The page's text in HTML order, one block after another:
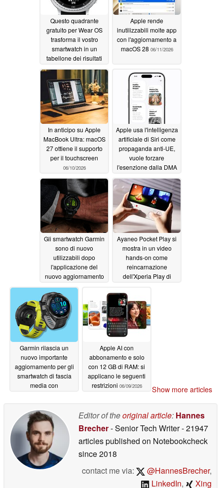
Questo quadrante
gratuito per Wear OS
trasforma il vostro
smartwatch in un
tabellone dei risultati
Mondo in tempo reale
06/15/2026
Apple rende
inutilizzabili molte app
con l'aggiornamento a
macOS 28 06/11/2026
In anticipo su Apple
MacBook Ultra: macOS
27 ottiene il supporto
per il touchscreen
06/10/2026
Apple usa l'intelligenza
artificiale di Siri come
propaganda anti-UE,
vuole forzare
l'esenzione dalla DMA
06/09/2026
Gli smartwatch Garmin
sono di nuovo
utilizzabili dopo
l'applicazione del
nuovo aggiornamento
06/09/2026
Ayaneo Pocket Play si
mostra in un video
hands-on come
reincarnazione
dell'Xperia Play di
Garmin rilascia un
nuovo importante
aggiornamento per gli
smartwatch di fascia
media con
06/09/2026
Apple AI con
abbonamento e solo
con 12 GB di RAM: si
applicano le seguenti
restrizioni 06/09/2026 Show more articles
Editor of theoriginal article: Hannes
Brecher- Senior Tech Writer- 21947
articles published on Notebookcheck
since 2018
contact me via:
@HannesBrecher,
LinkedIn, Xing